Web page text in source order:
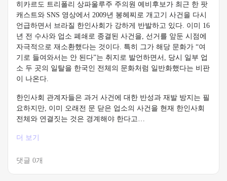
히카르도 트리폴리 상파울루주 주의원 예비후보가 최근 한 팟
캐스트와 SNS 영상에서 2009년 봉헤찌로 개고기 사건을 다시
언급하면서 브라질 한인사회가 강하게 반발하고 있다. 이미 16
년 전 수사와 업소 폐쇄로 종결된 사건을, 선거를 앞둔 시점에
자극적으로 재소환했다는 것이다. 특히 그가 해당 문화가 “여
기로 들여와서는 안 된다”는 취지로 발언하면서, 당시 일부 업
소 두 곳의 일탈을 한국인 전체의 문화처럼 일반화했다는 비판
이 나온다.
한인사회 관계자들은 과거 사건에 대한 반성과 재발 방지는 필
요하지만, 이미 오래전 문 닫은 업소의 사건을 현재 한인사회
전체와 연결짓는 것은 경계해야 한다고…
더 보기
댓글 0개